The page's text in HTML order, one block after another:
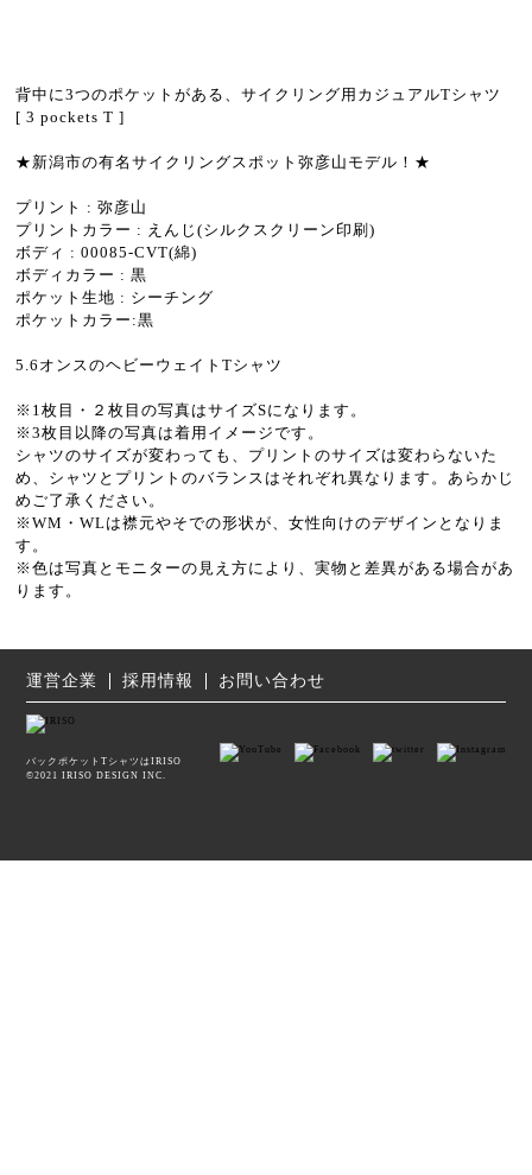
背中に3つのポケットがある、サイクリング用カジュアルTシャツ
[ 3 pockets T ]
★新潟市の有名サイクリングスポット弥彦山モデル！★
プリント : 弥彦山
プリントカラー : えんじ(シルクスクリーン印刷)
ボディ : 00085-CVT(綿)
ボディカラー : 黒
ポケット生地 : シーチング
ポケットカラー:黒
5.6オンスのヘビーウェイトTシャツ
※1枚目・２枚目の写真はサイズSになります。
※3枚目以降の写真は着用イメージです。
シャツのサイズが変わっても、プリントのサイズは変わらないた
め、シャツとプリントのバランスはそれぞれ異なります。あらかじ
めご了承ください。
※WM・WLは襟元やそでの形状が、女性向けのデザインとなりま
す。
※色は写真とモニターの見え方により、実物と差異がある場合があ
ります。
運営企業 採用情報 お問い合わせ
バックポケットTシャツはIRISO
©2021 IRISO DESIGN INC.